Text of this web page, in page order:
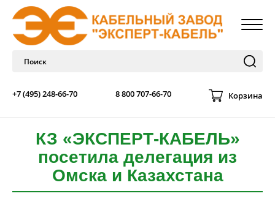
+7 (495) 248-66-70 8 800 707-66-70 Корзина
КЗ «ЭКСПЕРТ-КАБЕЛЬ»
посетила делегация из
Омска и Казахстана